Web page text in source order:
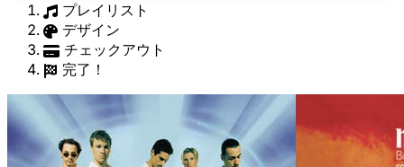
プレイリスト
デザイン
チェックアウト
完了！